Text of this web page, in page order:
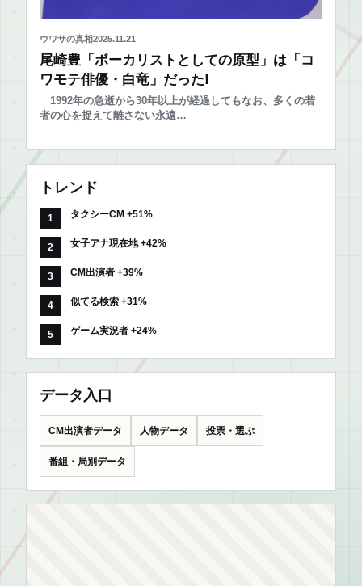
ウワサの真相2025.11.21
尾崎豊「ボーカリストとしての原型」は「コ
ワモテ俳優・白竜」だった!
1992年の急逝から30年以上が経過してもなお、多くの若
者の心を捉えて離さない永遠…
トレンド
タクシーCM +51%
女子アナ現在地 +42%
CM出演者 +39%
似てる検索 +31%
ゲーム実況者 +24%
データ入口
CM出演者データ 人物データ 投票・選ぶ
番組・局別データ